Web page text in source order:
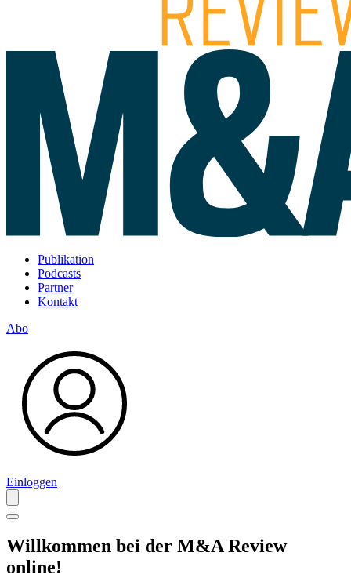
Publikation
Podcasts
Partner
Kontakt
Abo
Einloggen
Willkommen bei der M&A Review
online!